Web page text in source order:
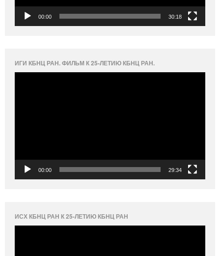
00:00 30:18
ИГИ КБНЦ РАН. ФИЛЬМ К 25-ЛЕТИЮ КБНЦ РАН.
00:00 29:34
ИСХ КБНЦ РАН К 25-ЛЕТИЮ КБНЦ РАН